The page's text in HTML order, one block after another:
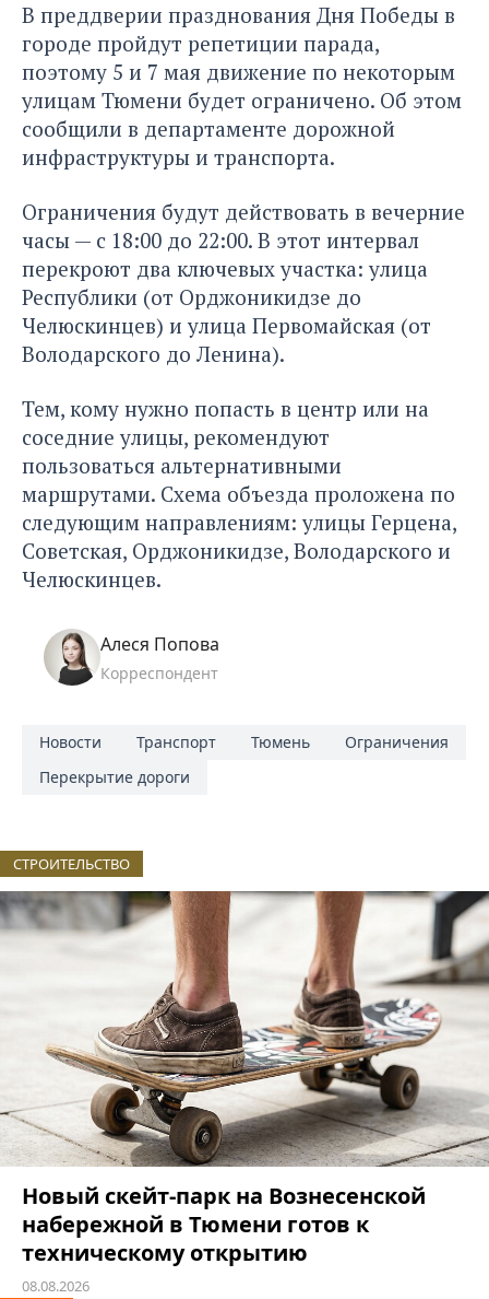
В преддверии празднования Дня Победы в
городе пройдут репетиции парада,
поэтому 5 и 7 мая движение по некоторым
улицам Тюмени будет ограничено. Об этом
сообщили в департаменте дорожной
инфраструктуры и транспорта.
Ограничения будут действовать в вечерние
часы — с 18:00 до 22:00. В этот интервал
перекроют два ключевых участка: улица
Республики (от Орджоникидзе до
Челюскинцев) и улица Первомайская (от
Володарского до Ленина).
Тем, кому нужно попасть в центр или на
соседние улицы, рекомендуют
пользоваться альтернативными
маршрутами. Схема объезда проложена по
следующим направлениям: улицы Герцена,
Советская, Орджоникидзе, Володарского и
Челюскинцев.
Алеся Попова
Корреспондент
Новости Транспорт Тюмень
Ограничения
Перекрытие дороги
СТРОИТЕЛЬСТВО
Новый скейт-парк на Вознесенской
набережной в Тюмени готов к
техническому открытию
08.08.2026